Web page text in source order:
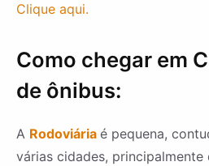
Clique aqui.
Como chegar em
de ônibus:
A Rodoviária é pequena,
várias cidades,